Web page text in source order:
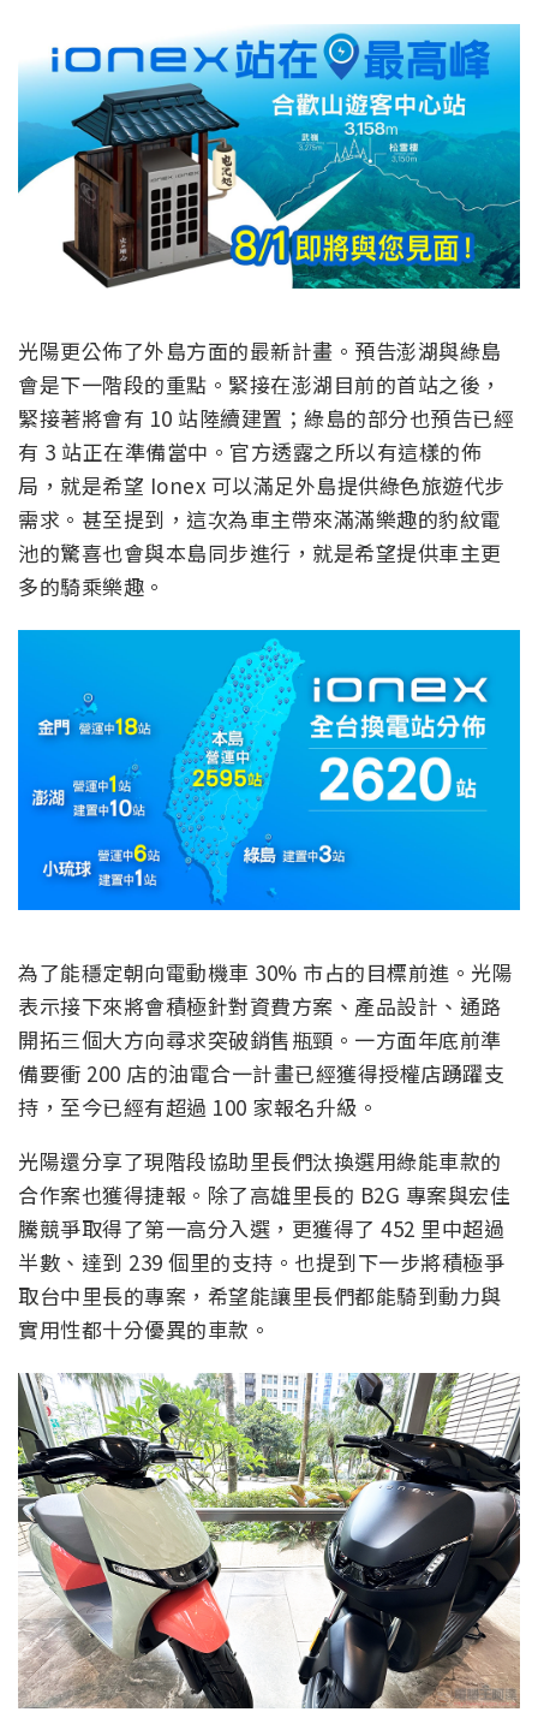
光陽更公佈了外島方面的最新計畫。預告澎湖與綠島
會是下一階段的重點。緊接在澎湖目前的首站之後，
緊接著將會有 10 站陸續建置；綠島的部分也預告已經
有 3 站正在準備當中。官方透露之所以有這樣的佈
局，就是希望 Ionex 可以滿足外島提供綠色旅遊代步
需求。甚至提到，這次為車主帶來滿滿樂趣的豹紋電
池的驚喜也會與本島同步進行，就是希望提供車主更
多的騎乘樂趣。
為了能穩定朝向電動機車 30% 市占的目標前進。光陽
表示接下來將會積極針對資費方案、產品設計、通路
開拓三個大方向尋求突破銷售瓶頸。一方面年底前準
備要衝 200 店的油電合一計畫已經獲得授權店踴躍支
持，至今已經有超過 100 家報名升級。
光陽還分享了現階段協助里長們汰換選用綠能車款的
合作案也獲得捷報。除了高雄里長的 B2G 專案與宏佳
騰競爭取得了第一高分入選，更獲得了 452 里中超過
半數、達到 239 個里的支持。也提到下一步將積極爭
取台中里長的專案，希望能讓里長們都能騎到動力與
實用性都十分優異的車款。